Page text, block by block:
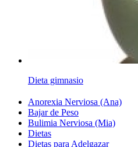
Dieta gimnasio
Anorexia Nerviosa (Ana)
Bajar de Peso
Bulimia Nerviosa (Mia)
Dietas
Dietas para Adelgazar